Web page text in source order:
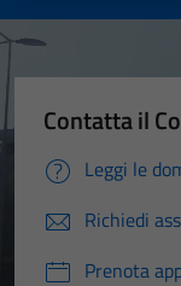
Contatta il
Leggi le
Richiedi
Prenota